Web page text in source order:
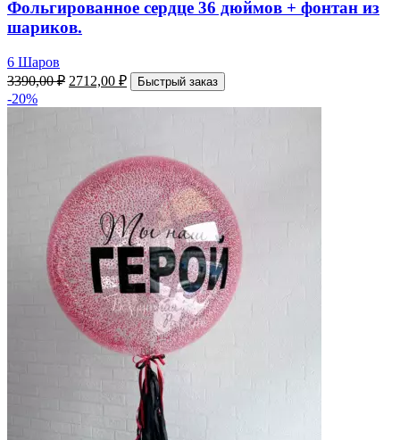
Фольгированное сердце 36 дюймов + фонтан из
шариков.
6 Шаров
3390,00₽ 2712,00 ₽ Быстрый заказ
-20%